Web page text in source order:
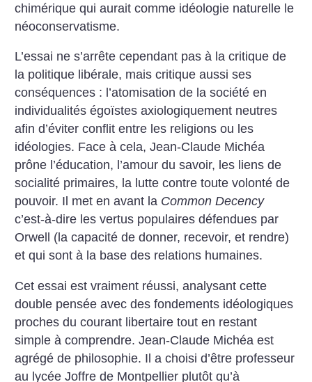
chimérique qui aurait comme idéologie naturelle le
néoconservatisme.
L’essai ne s’arrête cependant pas à la critique de
la politique libérale, mais critique aussi ses
conséquences : l’atomisation de la société en
individualités égoïstes axiologiquement neutres
afin d’éviter conflit entre les religions ou les
idéologies. Face à cela, Jean-Claude Michéa
prône l’éducation, l’amour du savoir, les liens de
socialité primaires, la lutte contre toute volonté de
pouvoir. Il met en avant la Common Decency
c’est-à-dire les vertus populaires défendues par
Orwell (la capacité de donner, recevoir, et rendre)
et qui sont à la base des relations humaines.
Cet essai est vraiment réussi, analysant cette
double pensée avec des fondements idéologiques
proches du courant libertaire tout en restant
simple à comprendre. Jean-Claude Michéa est
agrégé de philosophie. Il a choisi d’être professeur
au lycée Joffre de Montpellier plutôt qu’à